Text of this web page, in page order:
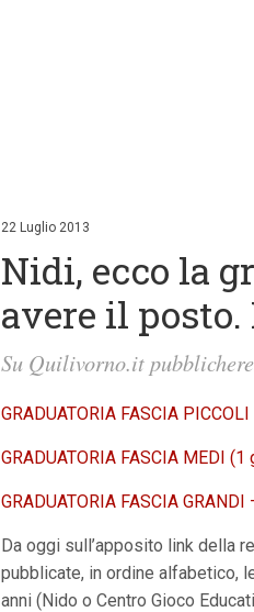
i
i
n
t
n
t
r
n
i
a
l
22 Luglio 2013
Nidi, ecco la
avere il
Su Quilivorno.it
GRADUATORIA FASCIA
GRADUATORIA FASCIA MEDI
GRADUATORIA FASCIA
Da oggi sull’apposito link della
pubblicate, in ordine alfabetico,
anni (Nido o Centro Gioco